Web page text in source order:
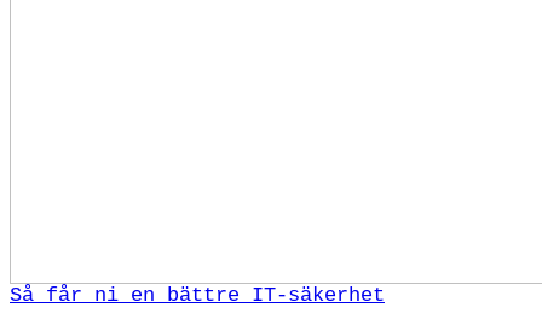
Så får ni en bättre IT-säkerhet